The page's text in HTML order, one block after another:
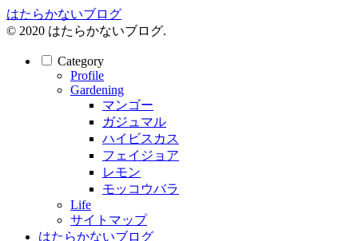
はたらかないブログ
© 2020 はたらかないブログ.
Category
Profile
Gardening
マンゴー
ガジュマル
ハイビスカス
フェイジョア
レモン
モッコウバラ
Life
サイトマップ
はたらかないブログ